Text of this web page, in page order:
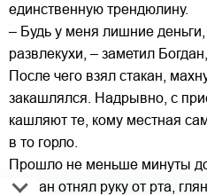
единственную трендюлину.
– Будь у меня лишние деньги,
развлекухи, – заметил
После чего взял стакан,
закашлялся. Надрывно, с
кашляют те, кому местная
в то горло.
Прошло не меньше минуты до
Богдан отнял руку от рта,